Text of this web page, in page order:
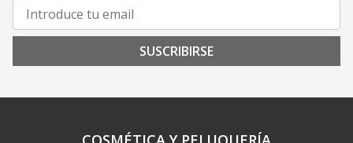
SUSCRIBIRSE